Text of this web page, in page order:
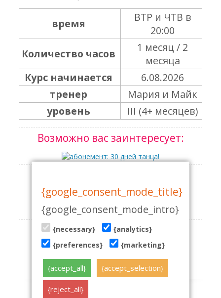
время
ВТР и ЧТВ в
20:00
Количество часов
1 месяц / 2
месяца
Курс начинается
6.08.2026
тренер
Мария и Майк
уровень
III (4+ месяцев)
Возможно вас заинтересует:
155.00 €
2 курса в течение месяца
139.00 €
{google_consent_mode_title}
{google_consent_mode_intro}
{necessary}
{analytics}
{preferences}
{marketing}
{accept_all} {accept_selection}
{reject_all}